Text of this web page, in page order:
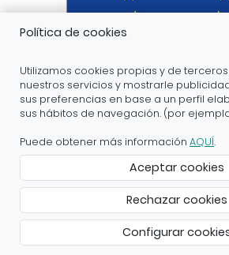
apoyo a la digitalización
DIHnamic a través del programa de
innovación “Horizonte 2020” de la
virtud del acuerdo de subvención nº
Creado con Atnova
Política de cookies
Utilizamos cookies propias y de
nuestros servicios y mostrarle
sus preferencias en base a un perfil
sus hábitos de navegación. (por
Puede obtener más informaciónAQUÍ.
Aceptar cookies
Rechazar cookies
Configurar